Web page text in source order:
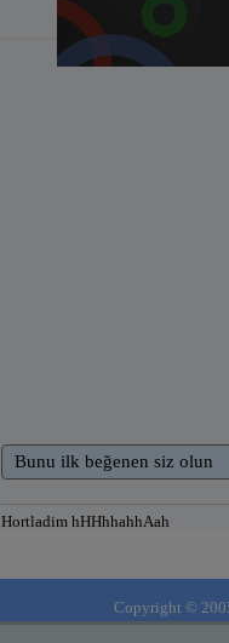
Bunu ilk beğenen siz olun
Hortladim hHHhhahhAah
Copyright ©